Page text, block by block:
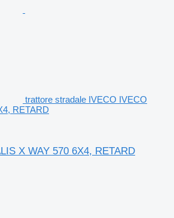
trattore stradale IVECO IVECO
RETARD
X WAY 570 6X4, RETARD